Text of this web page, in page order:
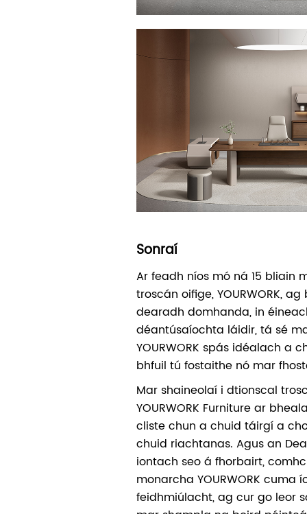
Sonraí
Ar feadh níos mó ná 15 bliain
troscán oifige, YOURWORK,
dearadh domhanda, in
déantúsaíochta láidir, tá sé
YOURWORK spás idéalach a
bhfuil tú fostaithe nó mar
Mar shaineolaí i dtionscal
YOURWORK Furniture ar
cliste chun a chuid táirgí a
chuid riachtanas. Agus an
iontach seo á fhorbairt,
monarcha YOURWORK cuma
feidhmiúlacht, ag cur go leor